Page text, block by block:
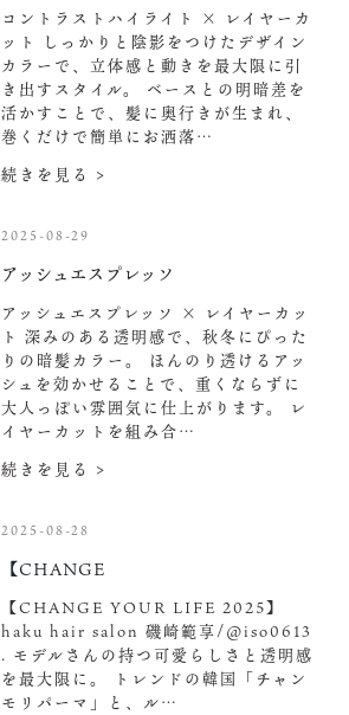
コントラストハイライト × レイヤーカ
ット しっかりと陰影をつけたデザイン
カラーで、立体感と動きを最大限に引
き出すスタイル。 ベースとの明暗差を
活かすことで、髪に奥行きが生まれ、
巻くだけで簡単にお洒落…
続きを見る >
2025-08-29
アッシュエスプレッソ
アッシュエスプレッソ × レイヤーカッ
ト 深みのある透明感で、秋冬にぴった
りの暗髪カラー。 ほんのり透けるアッ
シュを効かせることで、重くならずに
大人っぽい雰囲気に仕上がります。 レ
イヤーカットを組み合…
続きを見る >
2025-08-28
【CHANGE
【CHANGE YOUR LIFE 2025】
haku hair salon 磯崎範享/@iso0613
. モデルさんの持つ可愛らしさと透明感
を最大限に。 トレンドの韓国「チャン
モリパーマ」と、ル…